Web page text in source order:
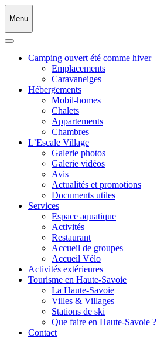
Menu
Camping ouvert été comme hiver
Emplacements
Caravaneiges
Hébergements
Mobil-homes
Chalets
Appartements
Chambres
L’Escale Village
Galerie photos
Galerie vidéos
Avis
Actualités et promotions
Documents utiles
Services
Espace aquatique
Activités
Restaurant
Accueil de groupes
Accueil Vélo
Activités extérieures
Tourisme en Haute-Savoie
La Haute-Savoie
Villes & Villages
Stations de ski
Que faire en Haute-Savoie ?
Contact